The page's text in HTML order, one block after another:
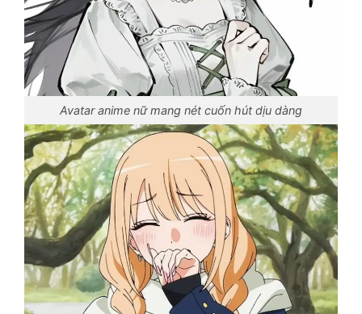
Avatar anime nữ mang nét cuốn hút dịu dàng